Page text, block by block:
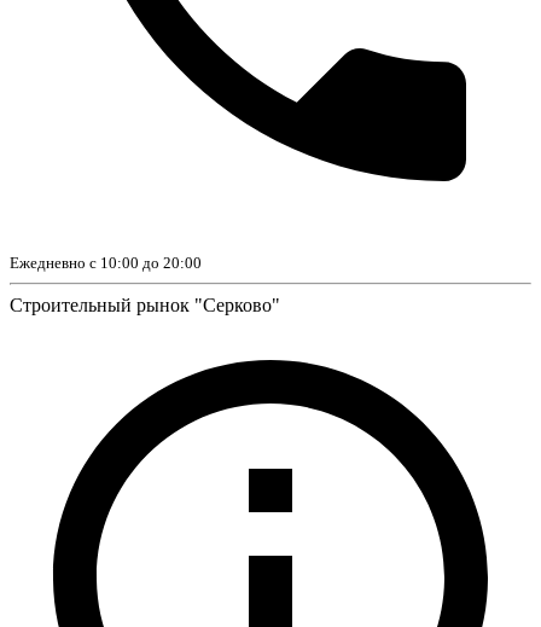
Ежедневно с 10:00 до 20:00
Строительный рынок "Серково"